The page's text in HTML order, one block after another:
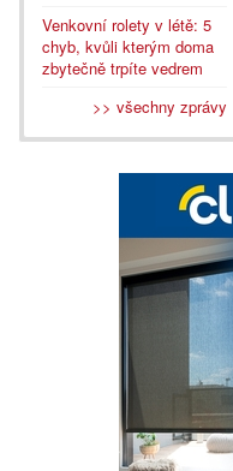
Venkovní rolety v létě: 5
chyb, kvůli kterým doma
zbytečně trpíte vedrem
>> všechny zprávy